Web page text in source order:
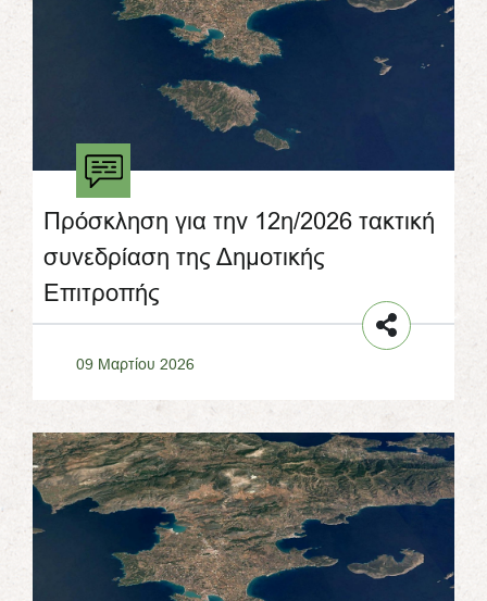
Πρόσκληση για την 12η/2026 τακτική
συνεδρίαση της Δημοτικής
Επιτροπής
09 Μαρτίου 2026